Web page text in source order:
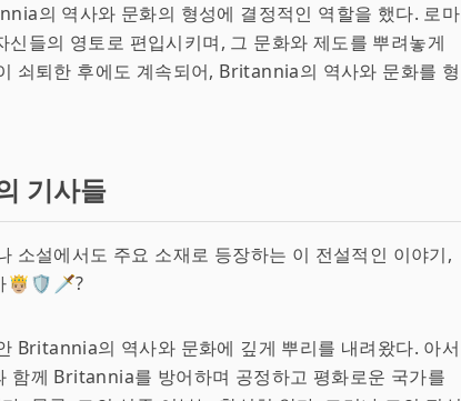
의 역사와 문화의 형성에 결정적인 역할을 했다. 로마
들의 영토로 편입시키며, 그 문화와 제도를 뿌려놓게
쇠퇴한 후에도 계속되어, Britannia의 역사와 문화를 형
기사들
소설에서도 주요 소재로 등장하는 이 전설적인 이야기,
🤴🏼🛡️🗡️?
Britannia의 역사와 문화에 깊게 뿌리를 내려왔다. 아서
함께 Britannia를 방어하며 공정하고 평화로운 국가를